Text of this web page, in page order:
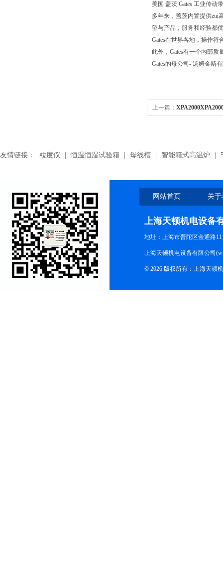
美国 盖茨 Gates 工业传动
多年来，盖茨内置提供zui
望与产品，服务和经验都
Gates在世界各地，操作符
此外，Gates有一个内部
Gates的母公司- 汤姆金斯
上一篇：
友情链接： 粒度仪 恒温恒湿试验箱 母线槽 智能箱式高温炉
网站首页 关
上海天顿机电设备
地址：上海市普陀区金通路
上海天顿机电设备有限公司
© 2026 版权所有：上海天顿